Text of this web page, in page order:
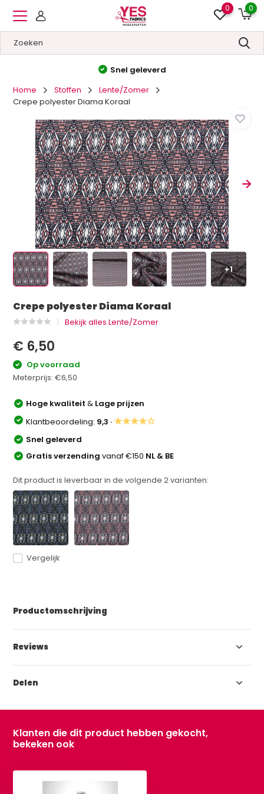
0 0
Hoge kwaliteit&Lage prijzen
Home
Stoffen
Lente/Zomer
Crepe polyester Diama Koraal
+1
Crepe polyester Diama Koraal
Bekijk alles Lente/Zomer
€ 6,50
Op voorraad
Meterprijs:€6,50
Hoge kwaliteit& Lage prijzen
Klantbeoordeling: 9,3 ·★★★★☆
Snel geleverd
Gratis verzendingvanaf €150 NL & BE
Dit product is leverbaar in de volgende2varianten:
Vergelijk
Productomschrijving
Reviews
Delen
Klanten die dit product hebben gekocht,
bekeken ook